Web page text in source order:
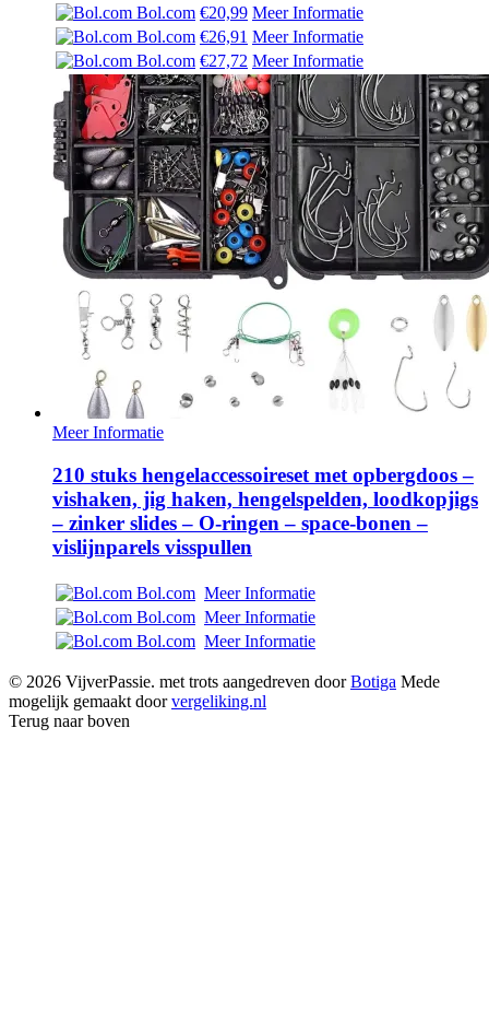
prijs
was:
€ 22,49.
prijs
€ 20,99.
Bol.com €20,99 Meer Informatie
Bol.com €26,91 Meer Informatie
Bol.com €27,72 Meer Informatie
Meer Informatie
210 stuks hengelaccessoireset met opbergdoos –
vishaken, jig haken, hengelspelden, loodkopjigs
– zinker slides – O-ringen – space-bonen –
vislijnparels visspullen
Bol.com Meer Informatie
Bol.com Meer Informatie
Bol.com Meer Informatie
© 2026 VijverPassie. met trots aangedreven doorBotiga Mede
mogelijk gemaakt doorvergeliking.nl
Terug naar boven